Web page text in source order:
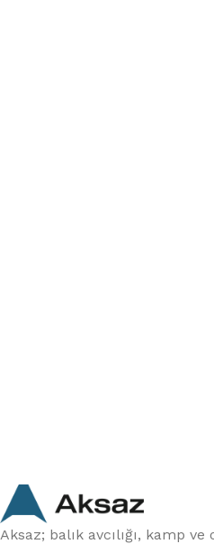
Aksaz; balık avcılığı, kamp